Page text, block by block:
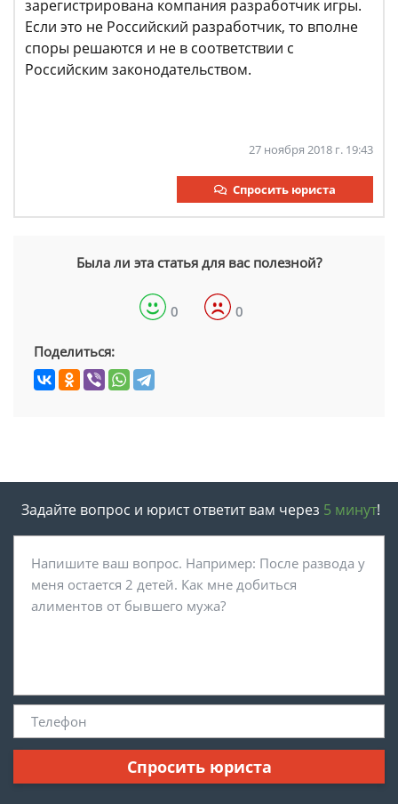
зарегистрирована компания разработчик игры.
Если это не Российский разработчик, то вполне
споры решаются и не в соответствии с
Российским законодательством.
27 ноября 2018 г. 19:43
Спросить юриста
Была ли эта статья для вас полезной?
0 0
Поделиться:
Задайте вопрос и юрист ответит вам через 5 минут!
Спросить юриста